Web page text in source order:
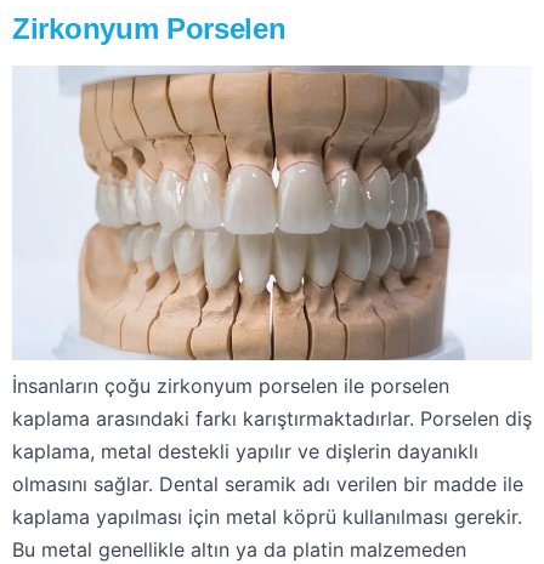
Zirkonyum Porselen
İnsanların çoğu zirkonyum porselen ile porselen
kaplama arasındaki farkı karıştırmaktadırlar. Porselen diş
kaplama, metal destekli yapılır ve dişlerin dayanıklı
olmasını sağlar. Dental seramik adı verilen bir madde ile
kaplama yapılması için metal köprü kullanılması gerekir.
Bu metal genellikle altın ya da platin malzemeden